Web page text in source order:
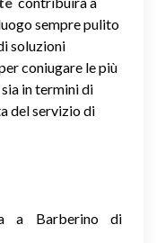
sempre pulito
soluzioni
coniugare le più
in termini di
del servizio di
a Barberino di